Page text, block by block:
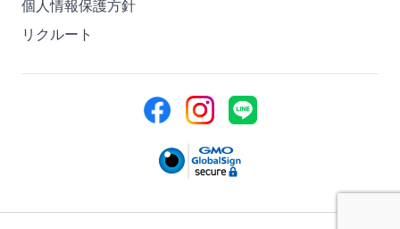
個人情報保護方針
リクルート